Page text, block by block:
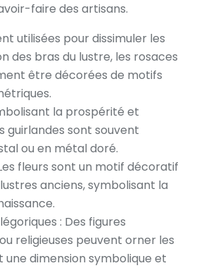
faire des artisans.
utilisées pour dissimuler les
des bras du lustre, les rosaces
être décorées de motifs
la prospérité et
guirlandes sont souvent
ou en métal doré.
fleurs sont un motif décoratif
anciens, symbolisant la
: Des figures
religieuses peuvent orner les
une dimension symbolique et